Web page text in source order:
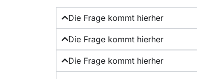
Die Frage kommt hierher
Die Frage kommt hierher
Die Frage kommt hierher